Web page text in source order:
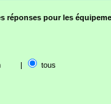
réponses pour les
| tous